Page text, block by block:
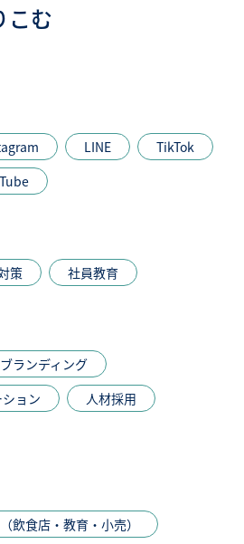
こむ
LINE
TikTok
策 社員教育
ブランディング
ョン
人材採用
飲食店・教育・小売）